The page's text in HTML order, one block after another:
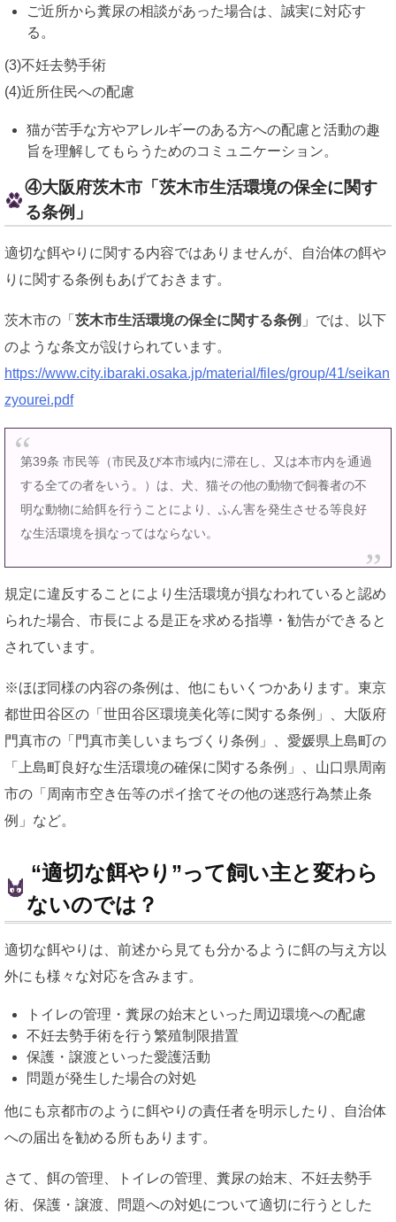
ご近所から糞尿の相談があった場合は、誠実に対応す
る。
(3)不妊去勢手術
(4)近所住民への配慮
猫が苦手な方やアレルギーのある方への配慮と活動の趣
旨を理解してもらうためのコミュニケーション。
④大阪府茨木市「茨木市生活環境の保全に関す
る条例」
適切な餌やりに関する内容ではありませんが、自治体の餌や
りに関する条例もあげておきます。
茨木市の「 茨木市生活環境の保全に関する条例 」では、以下
のような条文が設けられています。
https://www.city.ibaraki.osaka.jp/material/files/group/41/seikan
zyourei.pdf
第39条 市民等（市民及び本市域内に滞在し、又は本市内を通過
する全ての者をいう。）は、犬、猫その他の動物で飼養者の不
明な動物に給餌を行うことにより、ふん害を発生させる等良好
な生活環境を損なってはならない。
規定に違反することにより生活環境が損なわれていると認め
られた場合、市長による是正を求める指導・勧告ができると
されています。
※ほぼ同様の内容の条例は、他にもいくつかあります。東京
都世田谷区の「世田谷区環境美化等に関する条例」、大阪府
門真市の「門真市美しいまちづくり条例」、愛媛県上島町の
「上島町良好な生活環境の確保に関する条例」、山口県周南
市の「周南市空き缶等のポイ捨てその他の迷惑行為禁止条
例」など。
“適切な餌やり”って飼い主と変わら
ないのでは？
適切な餌やりは、前述から見ても分かるように餌の与え方以
外にも様々な対応を含みます。
トイレの管理・糞尿の始末といった周辺環境への配慮
不妊去勢手術を行う繁殖制限措置
保護・譲渡といった愛護活動
問題が発生した場合の対処
他にも京都市のように餌やりの責任者を明示したり、自治体
への届出を勧める所もあります。
さて、餌の管理、トイレの管理、糞尿の始末、不妊去勢手
術、保護・譲渡、問題への対処について適切に行うとした